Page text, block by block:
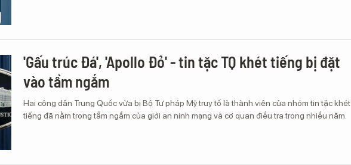
'Gấu trúc Đá', 'Apollo Đỏ' - tin tặc TQ khét tiếng bị đặt
vào tầm ngắm
Hai công dân Trung Quốc vừa bị Bộ Tư pháp Mỹ truy tố là thành viên của nhóm tin tặc khét
tiếng đã nằm trong tầm ngắm của giới an ninh mạng và cơ quan điều tra trong nhiều năm.